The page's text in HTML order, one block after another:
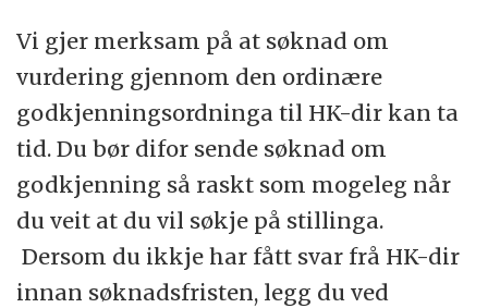
Vi gjer merksam på at søknad om
vurdering gjennom den ordinære
godkjenningsordninga til HK-dir kan ta
tid. Du bør difor sende søknad om
godkjenning så raskt som mogeleg når
du veit at du vil søkje på stillinga.
Dersom du ikkje har fått svar frå HK-dir
innan søknadsfristen, legg du ved